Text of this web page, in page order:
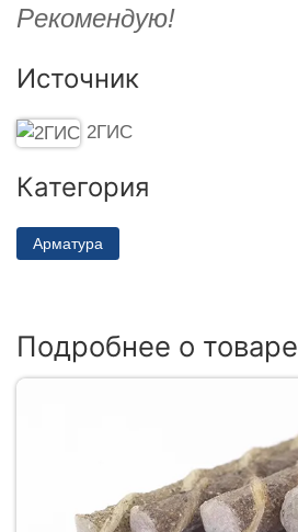
Рекомендую!
Источник
2ГИС
Категория
Арматура
Подробнее о товаре